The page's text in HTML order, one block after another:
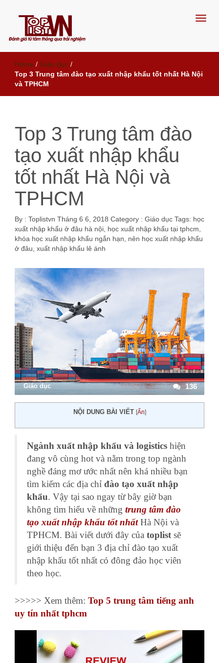
Đánh giá từ tâm, thông qua trải
nghiệm
Home / Giáo dục /
Top 3 Trung tâm đào tạo xuất nhập khẩu tốt nhất Hà Nội
và TPHCM
Top 3 Trung tâm đào
tạo xuất nhập khẩu
tốt nhất Hà Nội và
TPHCM
By : Toplistvn Tháng 6 6, 2018 Category : Giáo dục Tags: học
xuất nhập khẩu ở đâu hà nội học xuất nhập khẩu tại tphcm
khóa học xuất nhập khẩu ngắn hạn
nên học xuất nhập khẩu
ở đâu xuất nhập khẩu lê ánh
Giáo dục 136
NỘI DUNG BÀI VIẾT [Ẩn]
Ngành xuất nhập khẩu và logistics hiện
đang vô cùng hot và nằm trong top ngành
nghề đáng mơ ước nhất nên khá nhiều bạn
tìm kiếm các địa chỉ đào tạo xuất nhập
khẩu. Vậy tại sao ngay từ bây giờ bạn
không tìm hiểu về những trung tâm đào
tạo xuất nhập khẩu tốt nhấtHà Nội và
TPHCM. Bài viết dưới đây của toplistsẽ
giới thiệu đến bạn 3 địa chỉ đào tạo xuất
nhập khẩu tốt nhất có đông đảo học viên
theo học.
>>>>> Xem thêm: Top 5 trung tâm tiếng anh
uy tín nhất tphcm